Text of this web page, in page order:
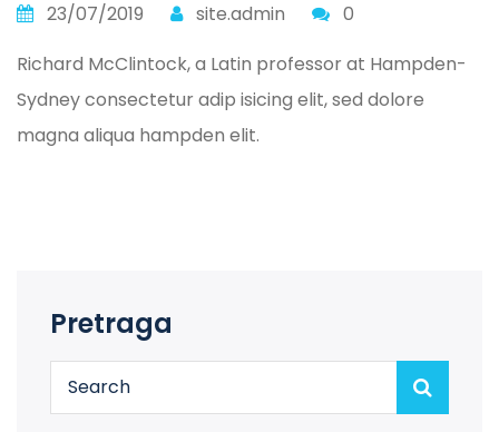
23/07/2019 site.admin
0
Richard McClintock, a Latin professor at Hampden-
Sydney consectetur adip isicing elit, sed dolore
magna aliqua hampden elit.
Pretraga